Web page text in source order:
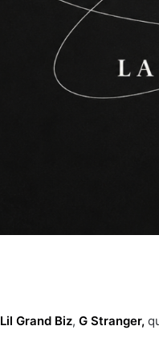
Lil Grand Biz, G Stranger,